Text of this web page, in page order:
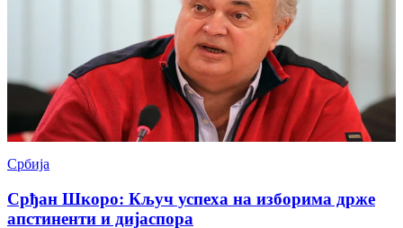
Србија
Срђан Шкоро: Кључ успеха на изборима држе
апстиненти и дијаспора